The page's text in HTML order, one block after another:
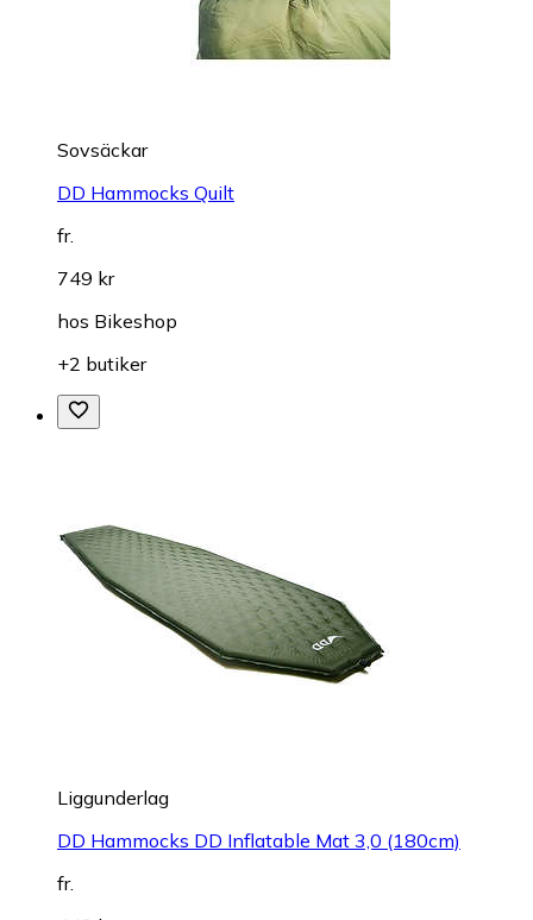
Sovsäckar
DD Hammocks Quilt
fr.
749 kr
hos Bikeshop
+2 butiker
Liggunderlag
DD Hammocks DD Inflatable Mat 3,0 (180cm)
fr.